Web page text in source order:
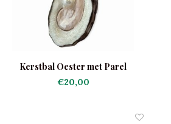
Kerstbal Oester met Parel
Glanzend
€20,00